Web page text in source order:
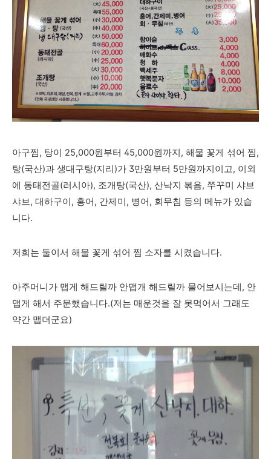
아구찜, 탕이 25,000원부터 45,000원까지, 해물 꽃게 섞어 찜,
탕(국산)과 생대구탕(지리)가 3만원부터 5만원까지이고, 이외
에 동태전골(러시아), 조개탕(국산), 산낙지 볶음, 쭈꾸미 샤브
샤브, 대하구이, 홍어, 간제미, 병어, 회무침 등의 메뉴가 있습
니다.
저희는 둘이서 해물 꽃게 섞어 찜 소자를 시켰습니다.
아주머니가 맵게 해드릴까 안맵개 해드릴까 물어보시는데, 안
맵게 해서 주문했습니다.(저는 매운것을 잘 못먹어서 그래도
약간 맵더군요)